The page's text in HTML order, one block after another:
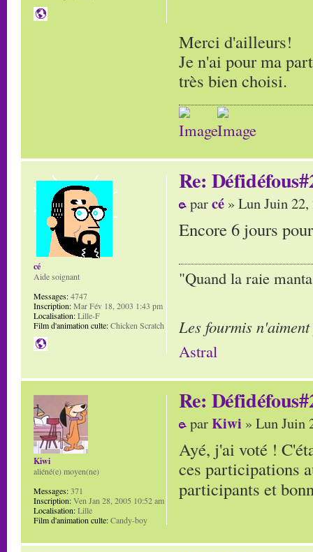
Merci d'ailleurs!
Je n'ai pour ma
très bien choisi.
Re:
parcé » Lun Juin
Encore 6 jours
"Quand la raie
Les fourmis
Astral
cé
Aide soignant
Messages:4747
Inscription:Mar Fév 18, 2003 1:43 pm
Localisation:Lille-F
Film d'animation culte:Chicken Scratch
Re:
parKiwi » Lun Juin
Ayé, j'ai voté !
ces participations
participants et
Kiwi
aliéné(e) moyen(ne)
Messages:371
Inscription:Ven Jan 28, 2005 10:52 am
Localisation:Lille
Film d'animation culte:Candy-boy